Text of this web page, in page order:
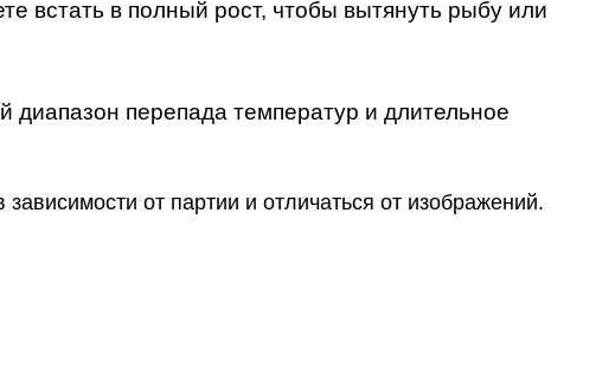
встать в полный рост, чтобы вытянуть рыбу или
перепада температур и длительное
от партии и отличаться от изображений.